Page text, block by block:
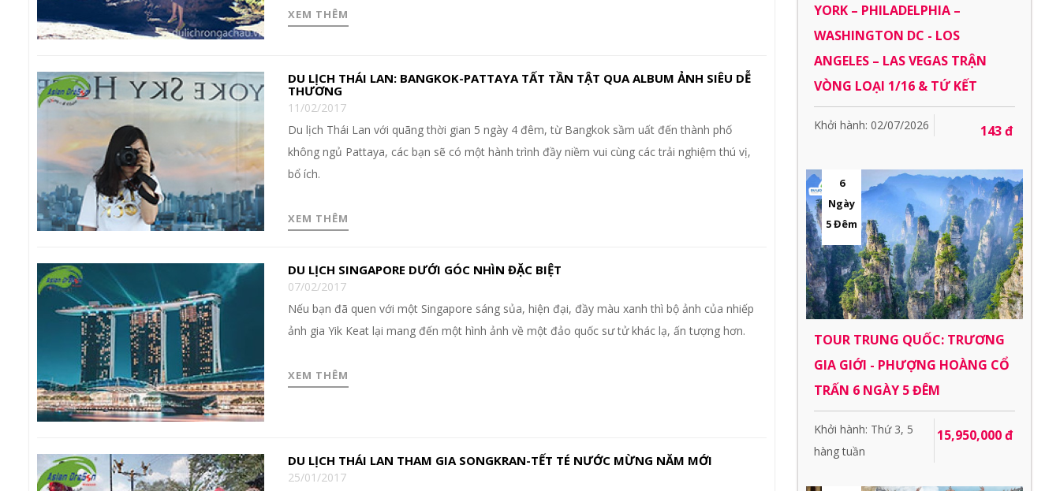
XEM THÊM
DU LỊCH THÁI LAN: BANGKOK-PATTAYA TẤT TẦN TẬT QUA ALBUM ẢNH SIÊU DỄ
THƯƠNG
11/02/2017
Du lịch Thái Lan với quãng thời gian 5 ngày 4 đêm, từ Bangkok sầm uất đến thành phố
không ngủ Pattaya, các bạn sẽ có một hành trình đầy niềm vui cùng các trải nghiệm thú vị,
bổ ích.
XEM THÊM
DU LỊCH SINGAPORE DƯỚI GÓC NHÌN ĐẶC BIỆT
07/02/2017
Nếu bạn đã quen với một Singapore sáng sủa, hiện đại, đầy màu xanh thì bộ ảnh của nhiếp
ảnh gia Yik Keat lại mang đến một hình ảnh về một đảo quốc sư tử khác lạ, ấn tượng hơn.
XEM THÊM
DU LỊCH THÁI LAN THAM GIA SONGKRAN-TẾT TÉ NƯỚC MỪNG NĂM MỚI
25/01/2017
YORK – PHILADELPHIA –
WASHINGTON DC - LOS
ANGELES – LAS VEGAS TRẬN
VÒNG LOẠI 1/16 & TỨ KẾT
Khởi hành: 02/07/2026 143 đ
6
Ngày
5 Đêm
TOUR TRUNG QUỐC: TRƯƠNG
GIA GIỚI - PHƯỢNG HOÀNG CỔ
TRẤN 6 NGÀY 5 ĐÊM
Khởi hành: Thứ 3, 5
hàng tuần
15,950,000 đ